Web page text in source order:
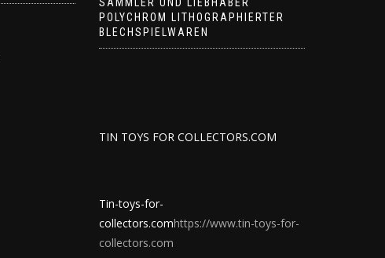
SAMMLER UND LIEBHABER
POLYCHROM LITHOGRAPHIERTER
BLECHSPIELWAREN
TIN TOYS FOR COLLECTORS.COM
Tin-toys-for-
collectors.comhttps://www.tin-toys-for-
collectors.com